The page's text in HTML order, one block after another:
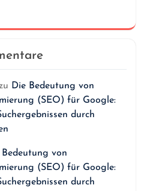
Die Bedeutung von
(SEO) für Google:
durch
Bedeutung von
(SEO) für Google:
durch